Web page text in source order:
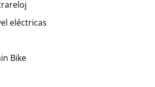
eléctricas
Bike